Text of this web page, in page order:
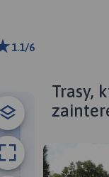
1.1/6
Trasy,